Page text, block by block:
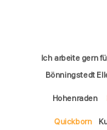
Ich arbeite gern
Bönningstedt
Hohenraden
Quickborn